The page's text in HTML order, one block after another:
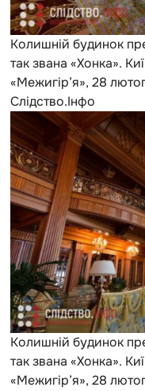
Колишній будинок
так звана «Хонка».
«Межигір’я», 28
Слідство.Інфо
Колишній будинок
так звана «Хонка».
«Межигір’я», 28